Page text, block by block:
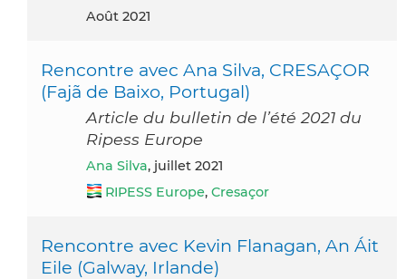
août 2021
Rencontre avec Ana Silva, CRESAÇOR
(Fajã de Baixo, Portugal)
Article du bulletin de l’été 2021 du
Ripess Europe
Ana Silva, juillet 2021
RIPESS Europe, Cresaçor
Rencontre avec Kevin Flanagan, An Áit
Eile (Galway, Irlande)